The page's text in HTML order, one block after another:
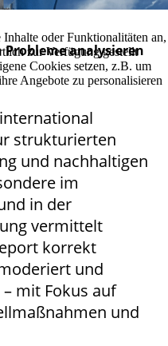
Probleme analysieren
strukturierten
und nachhaltigen
im
in der
vermittelt
korrekt
und
mit Fokus auf
und
oder Funktionalitäten an,
zur Verfügung gestellt
Cookies setzen, z.B. um
Angebote zu personalisieren